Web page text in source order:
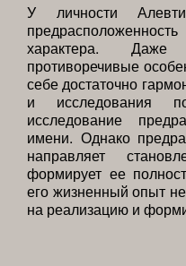
У личности
характера.
противоречивые
себе достаточно
и исследования
исследование
имени. Однако
направляет
формирует ее
его жизненный опыт
на реализацию и